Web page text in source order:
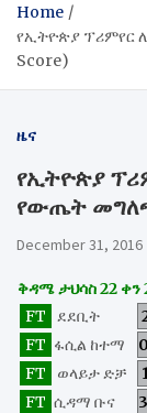
Home
የኢትዮጵያ ፕሪምየር
Score)
ዜና
የኢትዮጵያ
የውጤት
December 31, 2016
ቅዳሜ ታህሳስ 22 ቀን
FT
ደደቢት
FT ፋሲል ከተማ
FT
ወላይታ ድቻ
FT ሲዳማ ቡና